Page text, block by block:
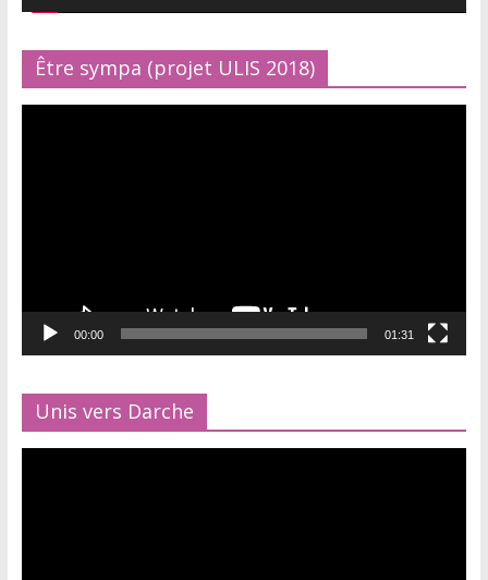
Être sympa (projet ULIS 2018)
00:00 01:31
Unis vers Darche